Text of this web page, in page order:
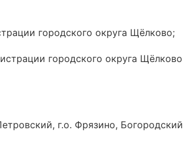
городского округа Щёлково;
городского округа Щёлково
г.о. Фрязино, Богородский